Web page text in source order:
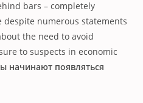
bars – completely
despite numerous statements
the need to avoid
to suspects in economic
начинают появляться